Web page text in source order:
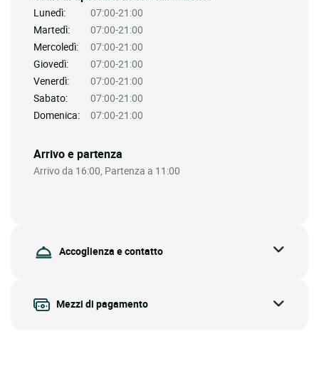
Lunedì:
07:00-21:00
Martedì:
07:00-21:00
Mercoledì:
07:00-21:00
Giovedì:
07:00-21:00
Venerdì:
07:00-21:00
Sabato:
07:00-21:00
Domenica:
07:00-21:00
Arrivo e partenza
Arrivo da 16:00, Partenza a 11:00
Accoglienza e contatto
Mezzi di pagamento